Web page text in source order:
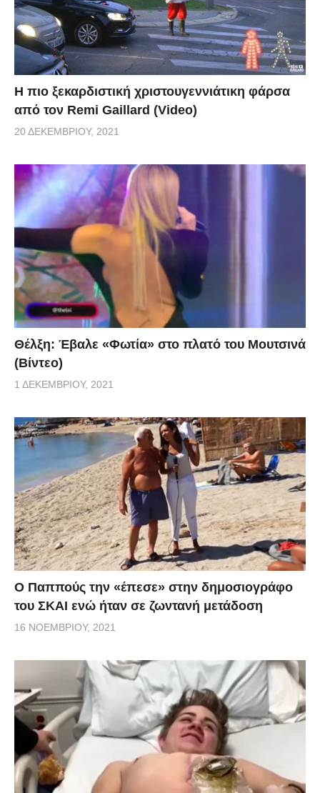
Η πιο ξεκαρδιστική χριστουγεννιάτικη φάρσα
από τον Remi Gaillard (Video)
20 ΔΕΚΕΜΒΡΊΟΥ, 2021
Θέλξη: Έβαλε «Φωτία» στο πλατό του Μουτσινά
(Βίντεο)
1 ΔΕΚΕΜΒΡΊΟΥ, 2021
Ο Παππούς την «έπεσε» στην δημοσιογράφο
του ΣΚΑΙ ενώ ήταν σε ζωντανή μετάδοση
16 ΝΟΕΜΒΡΊΟΥ, 2021